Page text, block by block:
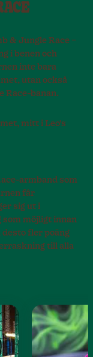
& Jungle Race –
i benen och
inte bara
utan också
Race-banan.
mitt i Leo’s
armband som
får
sig ut i
som möjligt innan
fler poäng
till alla